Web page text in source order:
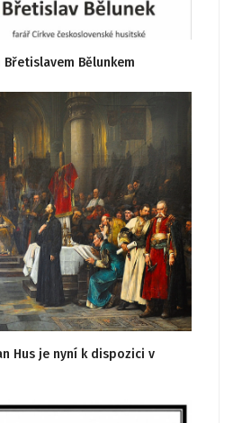
Bělunkem
Hus je nyní k dispozici v